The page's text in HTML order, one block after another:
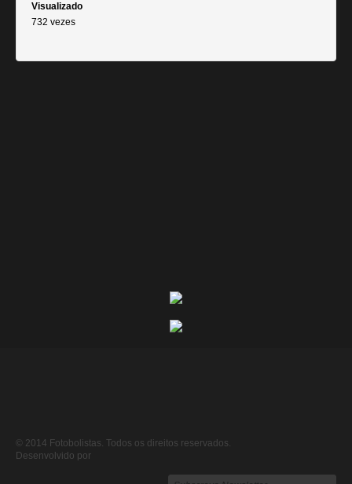
Visualizado
732 vezes
© 2014 Fotobolistas. Todos os direitos reservados.
Desenvolvido por